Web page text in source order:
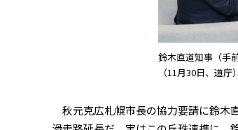
鈴木直道知事（手
（11月30日、道庁）
秋元克広札幌市長の協力要請に鈴木